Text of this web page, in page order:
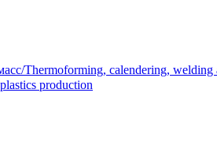
Thermoforming, calendering, welding
production